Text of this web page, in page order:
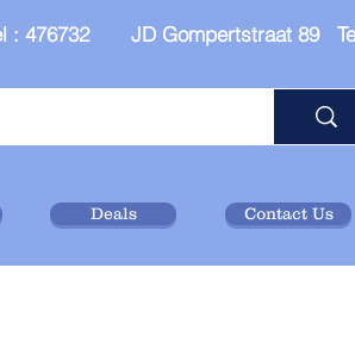
: 476732 JD Gompertstraat 89
Deals Contact Us